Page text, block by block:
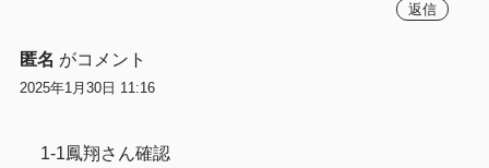
返信
匿名 がコメント
2025年1月30日 11:16
1-1鳳翔さん確認